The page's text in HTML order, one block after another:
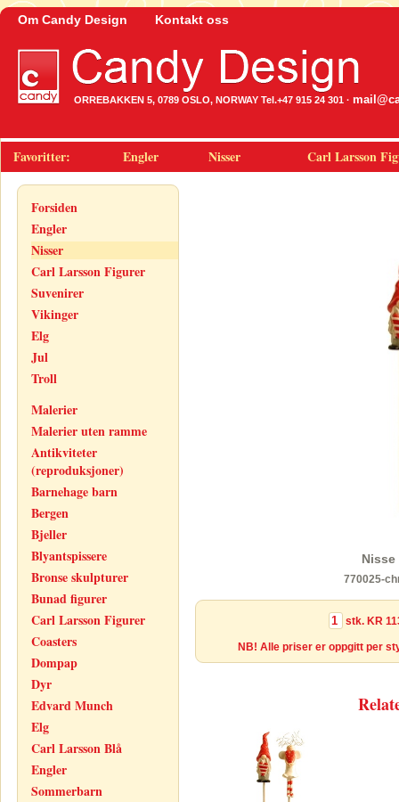
Om Candy Design Kontakt oss
ORREBAKKEN 5, 0789 OSLO, NORWAY Tel.+47 915 24 301 ·
Favoritter: Engler Nisser Carl Larsson
Forsiden
Engler
Nisser
Carl Larsson Figurer
Suvenirer
Vikinger
Elg
Jul
Troll
Malerier
Malerier uten ramme
Antikviteter
(reproduksjoner)
Barnehage barn
Bergen
Bjeller
Blyantspissere
Bronse skulpturer
Bunad figurer
Carl Larsson Figurer
Coasters
Dompap
Dyr
Edvard Munch
Elg
Carl Larsson Blå
Engler
Sommerbarn
770025-
stk. KR
NB! Alle priser er oppgitt per